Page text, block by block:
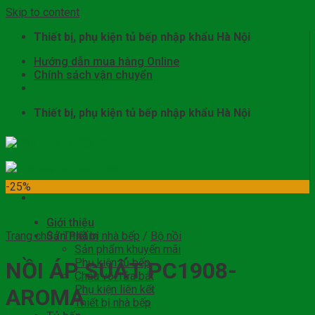
Skip to content
Thiết bị, phụ kiện tủ bếp nhập khẩu Hà Nội
Hướng dẫn mua hàng Online
Chính sách vận chuyển
Thiết bị, phụ kiện tủ bếp nhập khẩu Hà Nội
Giới thiệu
Sản Phẩm
Sản phẩm khuyến mãi
Phụ kiện tủ bếp
Chậu vòi rửa bát
Phụ kiện liên kết
Thiết bị nhà bếp
-25%
Trang chủ / Thiết bị nhà bếp / Bộ nồi
NỒI ÁP SUẤT PC1908-
AROMA